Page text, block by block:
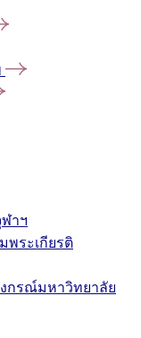
าฯ
พระเกียรติ
กรณ์มหาวิทยาลัย